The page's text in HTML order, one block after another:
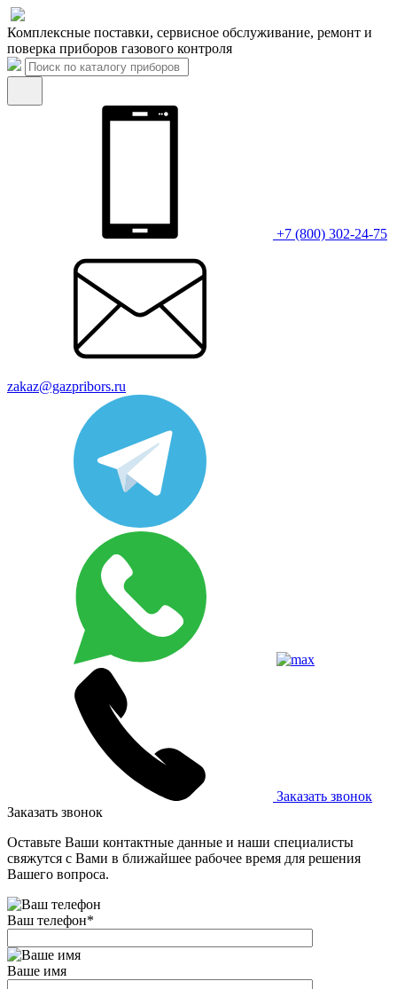
Комплексные поставки, сервисное обслуживание, ремонт и
поверка приборов газового контроля
+7 (800) 302-24-75
zakaz@gazpribors.ru
Заказать звонок
Заказать звонок
Оставьте Ваши контактные данные и наши специалисты
свяжутся с Вами в ближайшее рабочее время для решения
Вашего вопроса.
Ваш телефон*
Ваше имя